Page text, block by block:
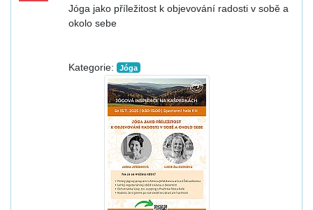
Jóga jako příležitost k objevování radosti v sobě a
okolo sebe
Kategorie: Jóga